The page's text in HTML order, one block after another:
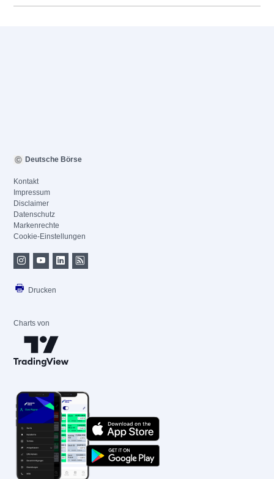
Deutsche Börse
Kontakt
Impressum
Disclaimer
Datenschutz
Markenrechte
Cookie-Einstellungen
Drucken
Charts von